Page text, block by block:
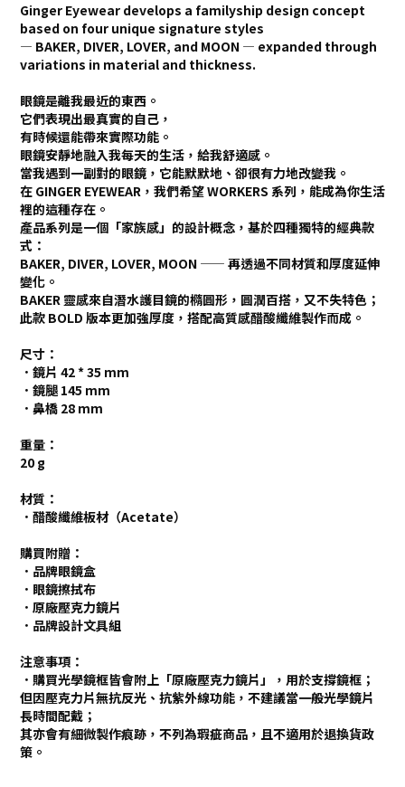
Ginger Eyewear develops a familyship design concept
based on four unique signature styles
— BAKER, DIVER, LOVER, and MOON — expanded through
variations in material and thickness.
眼鏡是離我最近的東西。
它們表現出最真實的自己，
有時候還能帶來實際功能。
眼鏡安靜地融入我每天的生活，給我舒適感。
當我遇到一副對的眼鏡，它能默默地、卻很有力地改變我。
在 GINGER EYEWEAR，我們希望WORKERS 系列，能成為你生活
裡的這種存在。
產品系列是一個「家族感」的設計概念，基於四種獨特的經典款
式：
BAKER, DIVER, LOVER, MOON —— 再透過不同材質和厚度延伸
變化。
BAKER 靈感來自潛水護目鏡的橢圓形，圓潤百搭，又不失特色 ；
此款 BOLD 版本更加強厚度，搭配高質感醋酸纖維製作而成。
尺寸：
．鏡片 42 * 35 mm
．鏡腿 145 mm
．鼻橋 28 mm
重量：
20 g
材質：
．醋酸纖維板材（Acetate）
購買附贈：
．品牌眼鏡盒
．眼鏡擦拭布
．原廠壓克力鏡片
．品牌設計文具組
注意事項：
．購買光學鏡框皆會附上「原廠壓克力鏡片」，用於支撐鏡框；
但因壓克力片無抗反光、抗紫外線功能，不建議當一般光學鏡片
長時間配戴；
其亦會有細微製作痕跡，不列為瑕疵商品，且不適用於退換貨政
策。